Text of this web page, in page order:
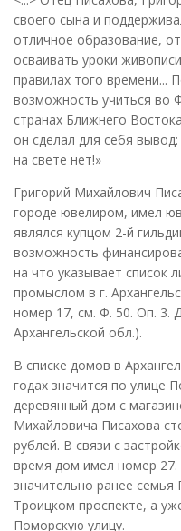
своего сына и
отличное образование,
осваивать уроки
правилах того времени...
возможность учиться во
странах Ближнего
он сделал для себя
на свете нет!»
Григорий Михайлович
городе ювелиром, имел
являлся купцом 2-й
возможность
на что указывает список
промыслом в г.
номер 17, см. Ф. 50. Оп. 3.
Архангельской обл.).
В списке домов в
годах значится по улице
деревянный дом с
Михайловича Писахова
рублей. В связи с
время дом имел номер 27.
значительно ранее
Троицком проспекте, а
Поморскую улицу.